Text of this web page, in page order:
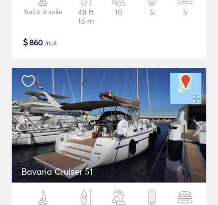
Yacht à voile
48 ft
15 m
10 5 5
$860 /nuit
Bavaria Cruiser 51